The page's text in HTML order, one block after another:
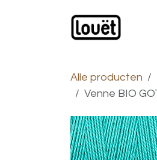
Alle producten
Venne BIO